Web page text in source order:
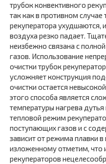
трубок конвективного
так как в противном случае
рекуператора ухудшаются,
воздуха резко падает.
неизбежно связана с
газов. Использование
очистки трубок
усложняет конструкция
очистки остается
этого способа является
температуры нагрева
тепловой режим
поступающих газов и с
зависит от режима плавки
изложенному отметим, что
рекуператоров